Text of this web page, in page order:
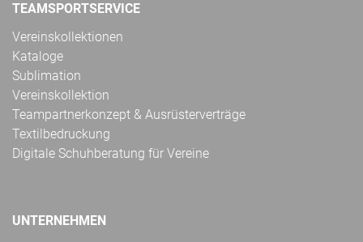
TEAMSPORTSERVICE
Vereinskollektionen
Kataloge
Sublimation
Vereinskollektion
Teampartnerkonzept & Ausrüsterverträge
Textilbedruckung
Digitale Schuhberatung für Vereine
UNTERNEHMEN